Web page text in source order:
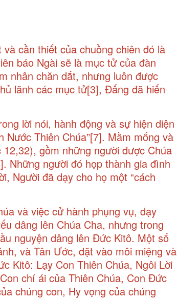
cần thiết của chuồng chiên đó là
báo Ngài sẽ là mục tử của đàn
nhân chăn dắt, nhưng luôn được
lãnh các mục tử[3], Đấng đã hiến
lời nói, hành động và sự hiện diện
Nước Thiên Chúa”[7]. Mầm mống và
gồm những người được Chúa
. Những người đó họp thành gia đình
Người đã dạy cho họ một “cách
và việc cử hành phụng vụ, dạy
dâng lên Chúa Cha, nhưng trong
nguyện dâng lên Đức Kitô. Một số
và Tân Ước, đặt vào môi miệng và
Kitô: Lạy Con Thiên Chúa, Ngôi Lời
chí ái của Thiên Chúa, Con Đức
chúng con, Hy vọng của chúng